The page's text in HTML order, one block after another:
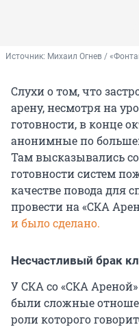
Источник: Михаил Огнев /
Слухи о том, что
арену, несмотря на
готовности, в конце
анонимные по
Там высказывались
готовности систем
качестве повода для
провести на «СКА
и было сделано.
Несчастливый брак
У СКА со «СКА
были сложные
роли которого